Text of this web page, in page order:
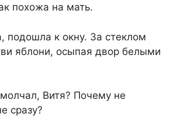
похожа на мать.
подошла к окну. За стеклом
яблони, осыпая двор белыми
Витя? Почему не
сразу?